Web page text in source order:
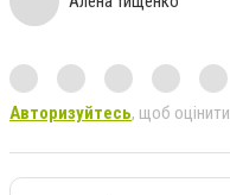
Авторизуйтесь, щоб оцінити